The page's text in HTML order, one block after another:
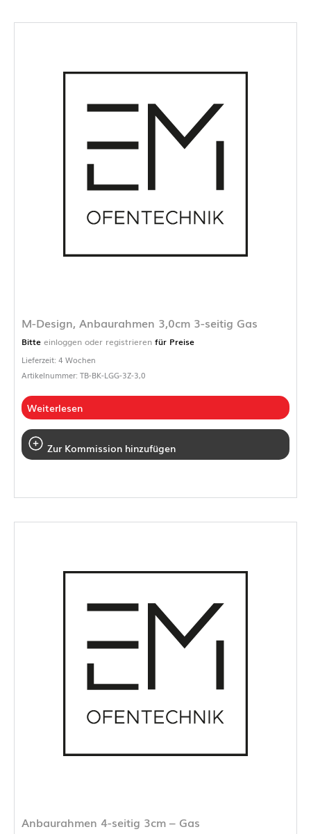
M-Design, Anbaurahmen 3,0cm 3-seitig Gas
Bitte einloggen oder registrieren für Preise
Lieferzeit: 4 Wochen
Artikelnummer: TB-BK-LGG-3Z-3,0
Weiterlesen
Zur Kommission hinzufügen
Anbaurahmen 4-seitig 3cm – Gas